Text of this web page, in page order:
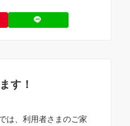
す！
は、利用者さまのご家